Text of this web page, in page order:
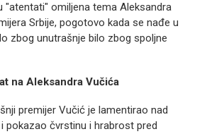
"atentati" omiljena tema Aleksandra
Srbije, pogotovo kada se nađe u
zbog unutrašnje bilo zbog spoljne
na Aleksandra Vučića
premijer Vučić je lamentirao nad
pokazao čvrstinu i hrabrost pred